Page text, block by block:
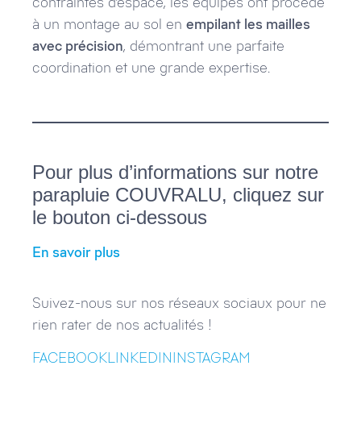
à un montage au sol en empilant les mailles
avec précision, démontrant une parfaite
coordination et une grande expertise.
Pour plus d’informations sur notre
parapluie COUVRALU, cliquez sur
le bouton ci-dessous
En savoir plus
Suivez-nous sur nos réseaux sociaux pour ne
rien rater de nos actualités !
FACEBOOKLINKEDININSTAGRAM